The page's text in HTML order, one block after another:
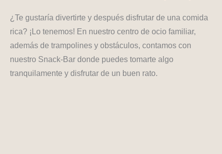
¿Te gustaría divertirte y después disfrutar de una comida
rica? ¡Lo tenemos! En nuestro centro de ocio familiar,
además de trampolines y obstáculos, contamos con
nuestro Snack-Bar donde puedes tomarte algo
tranquilamente y disfrutar de un buen rato.